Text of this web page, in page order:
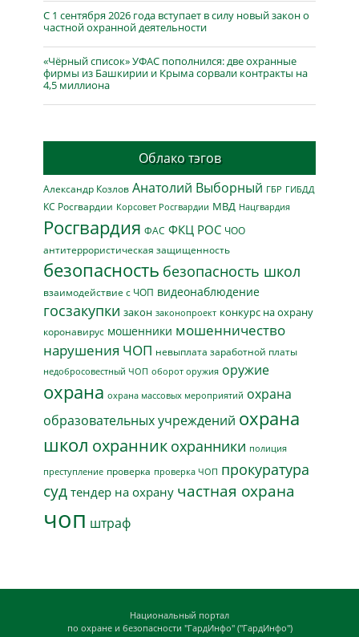
С 1 сентября 2026 года вступает в силу новый закон о
частной охранной деятельности
«Чёрный список» УФАС пополнился: две охранные
фирмы из Башкирии и Крыма сорвали контракты на
4,5 миллиона
Облако тэгов
Александр Козлов Анатолий Выборный ГБР ГИБДД
КС Росгвардии Корсовет Росгвардии МВД Нацгвардия
Росгвардия ФАС ФКЦ РОС ЧОО
антитеррористическая защищенность
безопасность безопасность школ
взаимодействие с ЧОП видеонаблюдение
госзакупки закон законопроект конкурс на охрану
коронавирус мошенники мошенничество
нарушения ЧОП невыплата заработной платы
недобросовестный ЧОП оборот оружия оружие
охрана охрана массовых мероприятий охрана
образовательных учреждений охрана
школ охранник охранники полиция
преступление проверка проверка ЧОП прокуратура
суд тендер на охрану частная охрана
чоп штраф
Национальный портал
по охране и безопасности "ГардИнфо" ("ГардИнфо")